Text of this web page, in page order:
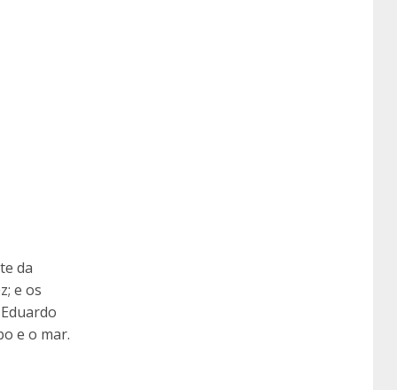
da
e os
e o mar.